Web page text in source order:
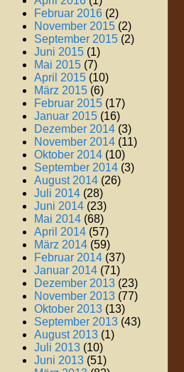
Februar 2016 (2)
November 2015 (2)
September 2015 (2)
Juni 2015 (1)
Mai 2015 (7)
April 2015 (10)
März 2015 (6)
Februar 2015 (17)
Januar 2015 (16)
Dezember 2014 (3)
November 2014 (11)
Oktober 2014 (10)
September 2014 (3)
August 2014 (26)
Juli 2014 (28)
Juni 2014 (23)
Mai 2014 (68)
April 2014 (57)
März 2014 (59)
Februar 2014 (37)
Januar 2014 (71)
Dezember 2013 (23)
November 2013 (77)
Oktober 2013 (13)
September 2013 (43)
August 2013 (1)
Juli 2013 (10)
Juni 2013 (51)